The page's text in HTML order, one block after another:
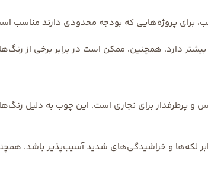
برای پروژه‌هایی که بودجه محدودی دارند مناسب
دارد. همچنین، ممکن است در برابر برخی از
و پرطرفدار برای نجاری است. این چوب به دلیل
لکه‌ها و خراشیدگی‌های شدید آسیب‌پذیر باشد.